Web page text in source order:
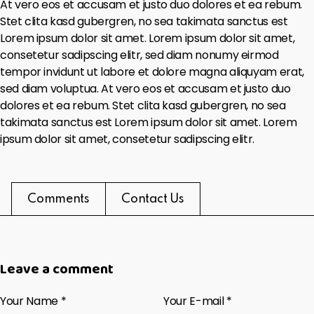
At vero eos et accusam et justo duo dolores et ea rebum.
Stet clita kasd gubergren, no sea takimata sanctus est
Lorem ipsum dolor sit amet. Lorem ipsum dolor sit amet,
consetetur sadipscing elitr, sed diam nonumy eirmod
tempor invidunt ut labore et dolore magna aliquyam erat,
sed diam voluptua. At vero eos et accusam et justo duo
dolores et ea rebum. Stet clita kasd gubergren, no sea
takimata sanctus est Lorem ipsum dolor sit amet. Lorem
ipsum dolor sit amet, consetetur sadipscing elitr.
Comments Contact Us
Leave a comment